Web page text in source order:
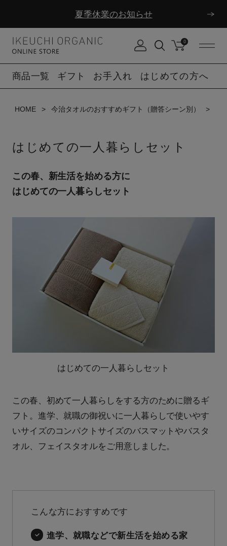
夏季休業のお知らせ
0
商品一覧 ギフト お手入れ はじめての方へ
HOME 今治タオルのおすすめギフト（贈答シーン別）
はじめての一人暮らしセット
この春、新生活を始める方に
はじめての一人暮らしセット
はじめての一人暮らしセット
この春、初めて一人暮らしをする方のために贈るギ
フト。進学、就職の御祝いに一人暮らしで使いやす
いサイズのコンパクトサイズのバスマットやバスタ
オル、フェイスタオルをご用意しました。
こんな方におすすめです
進学、就職などで新生活を始める家